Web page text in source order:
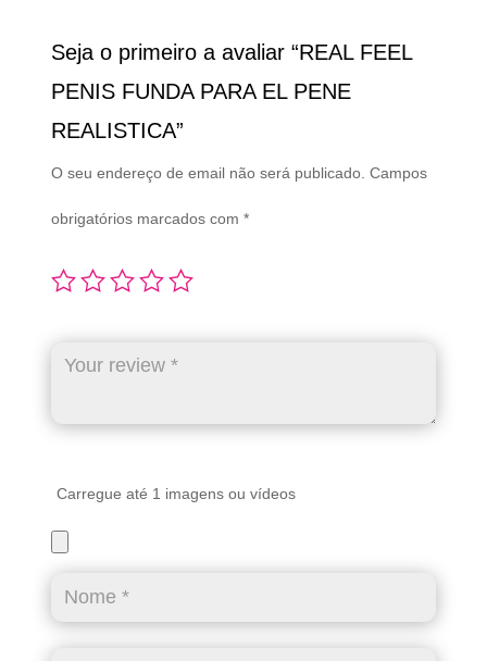
Seja o primeiro a avaliar “REAL FEEL
PENIS FUNDA PARA EL PENE
REALISTICA”
O seu endereço de email não será publicado. Campos
obrigatórios marcados com *
Carregue até 1 imagens ou vídeos